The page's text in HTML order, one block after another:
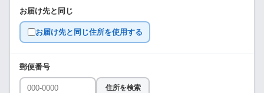
お届け先と同じ
お届け先と同じ住所を使用する
郵便番号
住所を検索